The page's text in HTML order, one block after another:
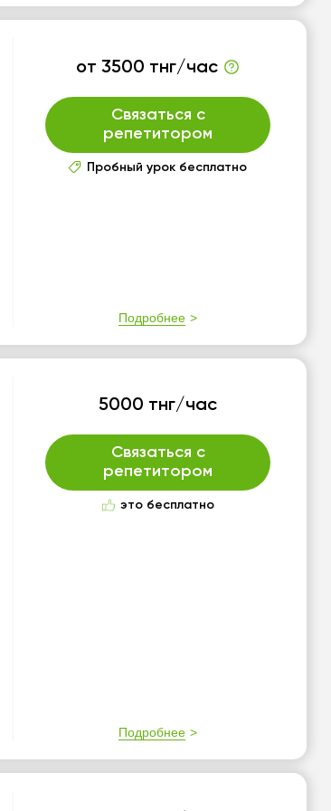
от 3500 тнг/час
Связаться с
репетитором
Пробный урок бесплатно
Подробнее
5000 тнг/час
Связаться с
репетитором
это бесплатно
Подробнее